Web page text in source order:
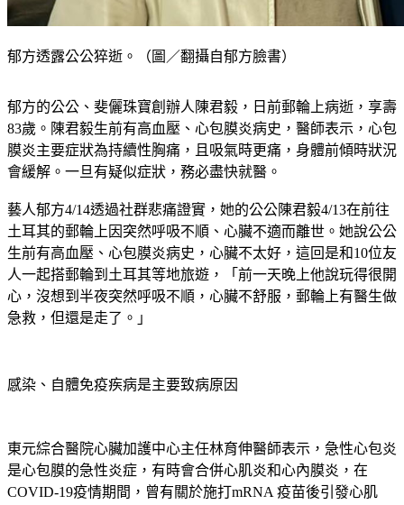
郁方透露公公猝逝。（圖／翻攝自郁方臉書）
郁方的公公、斐儷珠寶創辦人陳君毅，日前郵輪上病逝，享壽
83歲。陳君毅生前有高血壓、心包膜炎病史，醫師表示，心包
膜炎主要症狀為持續性胸痛，且吸氣時更痛，身體前傾時狀況
會緩解。一旦有疑似症狀，務必盡快就醫。
藝人郁方4/14透過社群悲痛證實，她的公公陳君毅4/13在前往
土耳其的郵輪上因突然呼吸不順、心臟不適而離世。她說公公
生前有高血壓、心包膜炎病史，心臟不太好，這回是和10位友
人一起搭郵輪到土耳其等地旅遊，「前一天晚上他說玩得很開
心，沒想到半夜突然呼吸不順，心臟不舒服，郵輪上有醫生做
急救，但還是走了。」
感染、自體免疫疾病是主要致病原因
東元綜合醫院心臟加護中心主任林育伸醫師表示，急性心包炎
是心包膜的急性炎症，有時會合併心肌炎和心內膜炎，在
COVID-19疫情期間，曾有關於施打mRNA 疫苗後引發心肌